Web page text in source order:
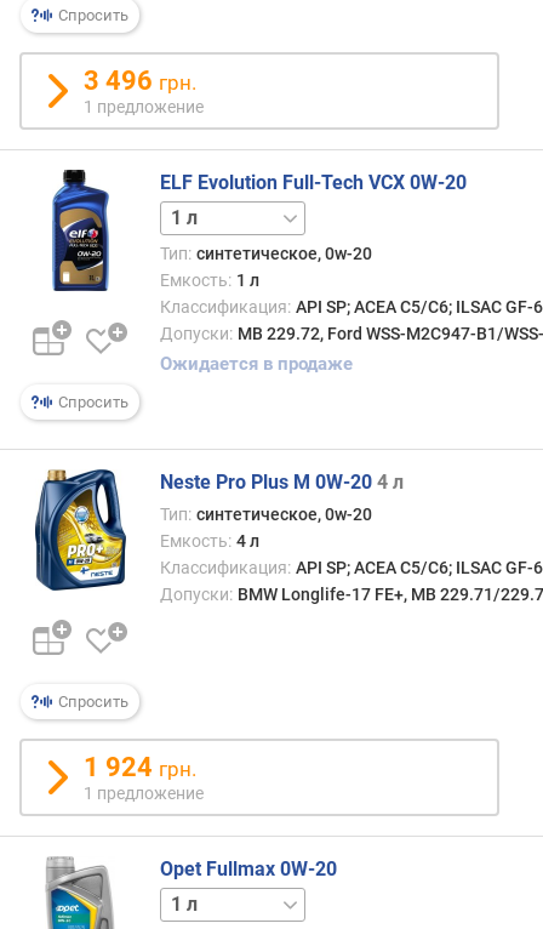
о
т
в
е
т
с
в
и
е
с
т
а
н
а
р
а
м
J
A
S
O
Спросить
3 496 грн.
1 предложение
Спросить
ELF Evolution Full-Tech VCX 0W-20
5 л
Тип: синтетическое, 0w-20
Емкость: 1 л
Классификация: API SP; ACEA C5/C6; ILSAC GF-
Допуски: MB 229.72, Ford WSS-M2C947-B1/
Ожидается в продаже
Спросить
Neste Pro Plus M 0W-20 4 л
Тип: синтетическое, 0w-20
Емкость: 4 л
Классификация: API SP; ACEA C5/C6; ILSAC GF-
Допуски: BMW Longlife-17 FE+, MB 229.71/
1 924 грн.
1 предложение
Opet Fullmax 0W-20
5 л